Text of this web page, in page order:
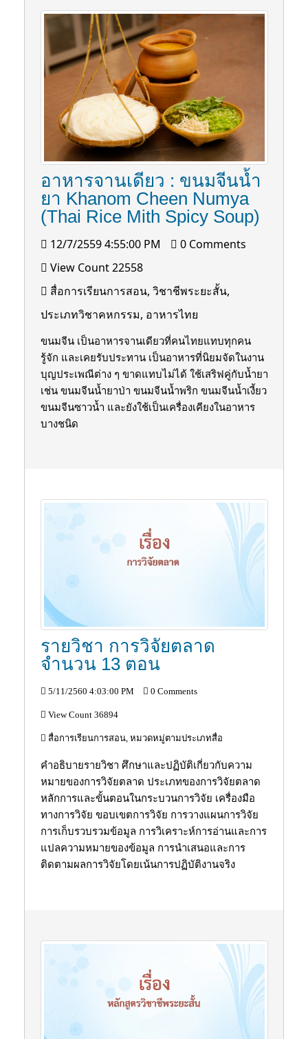
อาหารจานเดียว : ขนมจีนนํ้า
ยา Khanom Cheen Numya
(Thai Rice Mith Spicy Soup)
12/7/2559 4:55:00 PM
0 Comments
View Count 22558
สื่อการเรียนการสอน, วิชาชีพระยะสั้น,
ประเภทวิชาคหกรรม, อาหารไทย
ขนมจีน เป็นอาหารจานเดียวที่คนไทยแทบทุกคน
รู้จัก และเคยรับประทาน เป็นอาหารที่นิยมจัดในงาน
บุญประเพณีต่าง ๆ ขาดแทบไม่ได้ ใช้เสริฟคู่กับนํ้ายา
เช่น ขนมจีนนํ้ายาป่า ขนมจีนนํ้าพริก ขนมจีนนํ้าเงี้ยว
ขนมจีนซาวนํ้า และยังใช้เป็นเครื่องเคียงในอาหาร
บางชนิด
รายวิชา การวิจัยตลาด
จำนวน 13 ตอน
5/11/2560 4:03:00 PM 0 Comments
View Count 36894
สื่อการเรียนการสอน, หมวดหมู่ตามประเภทสื่อ
คำอธิบายรายวิชา ศึกษาและปฏิบัติเกี่ยวกับความ
หมายของการวิจัยตลาด ประเภทของการวิจัยตลาด
หลักการและขั้นตอนในกระบวนการวิจัย เครื่องมือ
ทางการวิจัย ขอบเขตการวิจัย การวางแผนการวิจัย
การเก็บรวบรวมข้อมูล การวิเคราะห์การอ่านและการ
แปลความหมายของข้อมูล การนำเสนอและการ
ติดตามผลการวิจัยโดยเน้นการปฏิบัติงานจริง